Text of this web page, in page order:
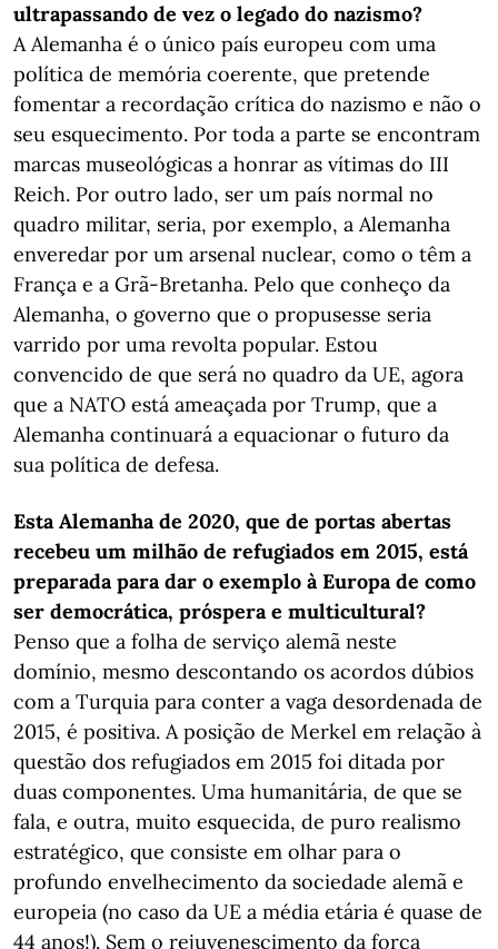
ultrapassando de vez o legado do nazismo?
A Alemanha é o único país europeu com uma
política de memória coerente, que pretende
fomentar a recordação crítica do nazismo e não o
seu esquecimento. Por toda a parte se encontram
marcas museológicas a honrar as vítimas do III
Reich. Por outro lado, ser um país normal no
quadro militar, seria, por exemplo, a Alemanha
enveredar por um arsenal nuclear, como o têm a
França e a Grã-Bretanha. Pelo que conheço da
Alemanha, o governo que o propusesse seria
varrido por uma revolta popular. Estou
convencido de que será no quadro da UE, agora
que a NATO está ameaçada por Trump, que a
Alemanha continuará a equacionar o futuro da
sua política de defesa.
Esta Alemanha de 2020, que de portas abertas
recebeu um milhão de refugiados em 2015, está
preparada para dar o exemplo à Europa de como
ser democrática, próspera e multicultural?
Penso que a folha de serviço alemã neste
domínio, mesmo descontando os acordos dúbios
com a Turquia para conter a vaga desordenada de
2015, é positiva. A posição de Merkel em relação à
questão dos refugiados em 2015 foi ditada por
duas componentes. Uma humanitária, de que se
fala, e outra, muito esquecida, de puro realismo
estratégico, que consiste em olhar para o
profundo envelhecimento da sociedade alemã e
europeia (no caso da UE a média etária é quase de
44 anos!). Sem o rejuvenescimento da força